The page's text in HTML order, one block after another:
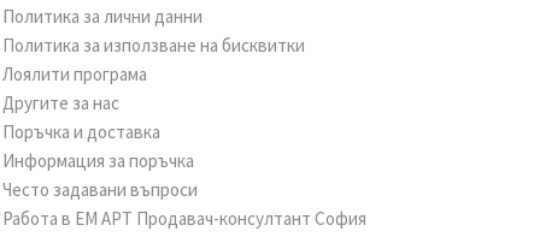
Политика за лични данни
Политика за използване на бисквитки
Лоялити програма
Другите за нас
Поръчка и доставка
Информация за поръчка
Често задавани въпроси
Работа в ЕМ АРТ Продавач-консултант София